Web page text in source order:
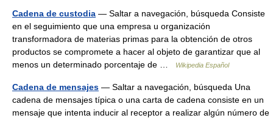
Cadena de custodia — Saltar a navegación, búsqueda Consiste
en el seguimiento que una empresa u organización
transformadora de materias primas para la obtención de otros
productos se compromete a hacer al objeto de garantizar que al
menos un determinado porcentaje de …
Wikipedia Español
Cadena de mensajes — Saltar a navegación, búsqueda Una
cadena de mensajes típica o una carta de cadena consiste en un
mensaje que intenta inducir al receptor a realizar algún número de